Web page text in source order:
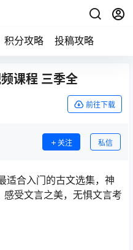
积分攻略 投稿攻略
课程 三季全
前往下载
关注 私信
适合入门的古文选集，神
受文言之美，无惧文言考